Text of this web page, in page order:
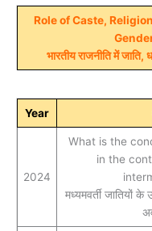
Role of Caste,
भारतीय राजनीति में जाति,
Year
2024
What is the
in the
मध्यमवर्ती जातियों